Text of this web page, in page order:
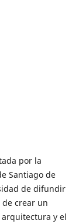
por la
Santiago de
de difundir
crear un
y el